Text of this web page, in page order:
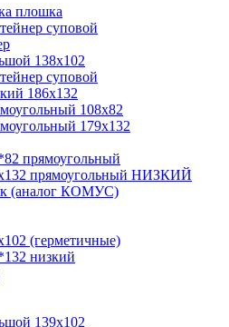
плошка
суповой
138х102
суповой
186х132
108х82
179х132
прямоугольный
прямоугольный НИЗКИЙ
(аналог КОМУС)
(герметичные)
низкий
139х102